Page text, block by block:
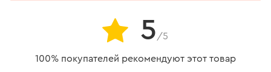
5 /5
100% покупателей рекомендуют этот товар